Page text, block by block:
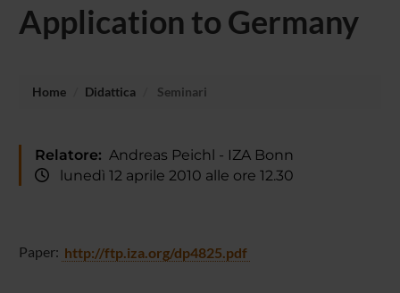
Application to Germany
Home Didattica Seminari
Relatore: Andreas Peichl - IZA Bonn
lunedì 12 aprile 2010 alle ore 12.30
Paper: http://ftp.iza.org/dp4825.pdf